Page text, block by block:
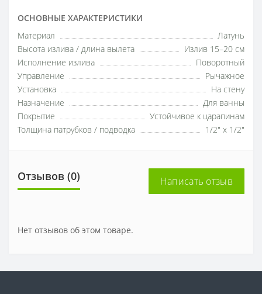
ОСНОВНЫЕ ХАРАКТЕРИСТИКИ
Материал
Латунь
Высота излива / длина вылета
Излив 15–20 см
Исполнение излива
Поворотный
Управление
Рычажное
Установка
На стену
Назначение
Для ванны
Покрытие
Устойчивое к царапинам
Толщина патрубков / подводка
1/2" x 1/2"
Отзывов (0) Написать отзыв
Нет отзывов об этом товаре.